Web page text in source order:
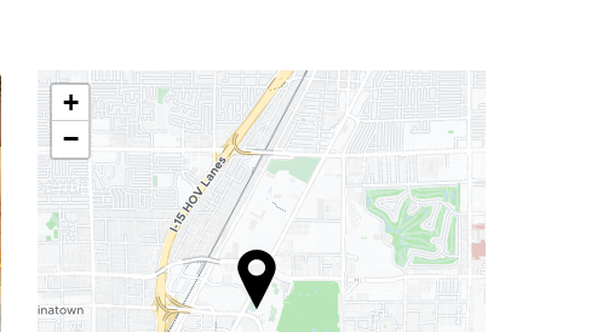
+
−